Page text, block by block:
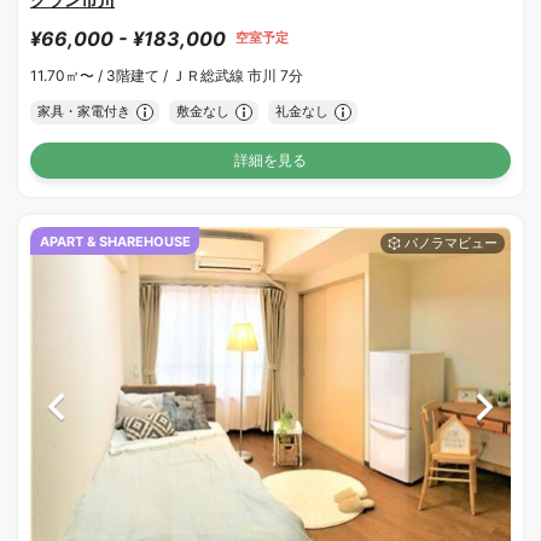
¥66,000 - ¥183,000 空室予定
11.70㎡〜 / 3階建て / ＪＲ総武線 市川 7分
家具・家電付き 敷金なし 礼金なし
詳細を見る
APART & SHAREHOUSE